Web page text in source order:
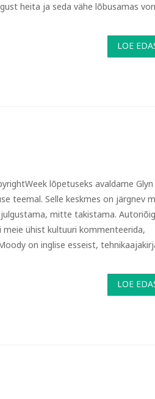
heita ja seda vähe lõbusamas
LOE
lõpetuseks avaldame Glyn
teemal. Selle keskmes on järgnev
mitte takistama.
ühist kultuuri kommenteerida,
on inglise esseist,
LOE